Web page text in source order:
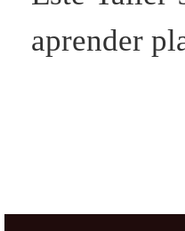
aprender